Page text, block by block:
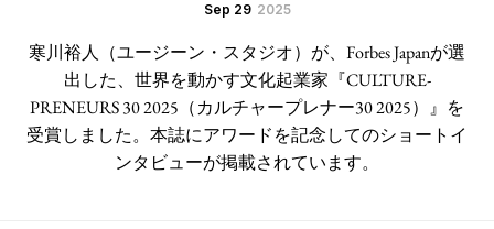
Sep 29 2025
寒川裕人（ユージーン・スタジオ）が、Forbes Japanが選
出した、世界を動かす文化起業家『CULTURE-
PRENEURS 30 2025（カルチャープレナー30 2025）』を
受賞しました。本誌にアワードを記念してのショートイ
ンタビューが掲載されています。